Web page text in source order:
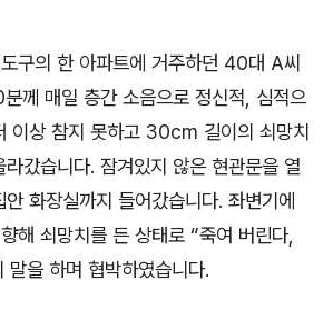
구의 한 아파트에 거주하던 40대 A씨
분께 매일 층간 소음으로 정신적 심적으
이상 참지 못하고 30cm 길이의 쇠망치
라갔습니다. 잠겨있지 않은 현관문을 열
화장실까지 들어갔습니다. 좌변기에
해 쇠망치를 든 상태로 “죽여 버린다,
말을 하며 협박하였습니다.